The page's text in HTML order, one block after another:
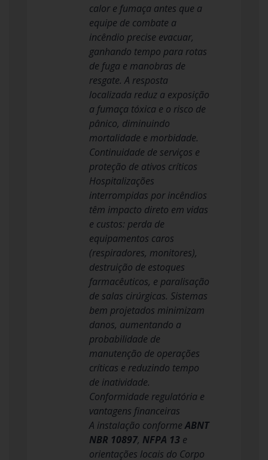
calor e fumaça antes que a
equipe de combate a
incêndio precise evacuar,
ganhando tempo para rotas
de fuga e manobras de
resgate. A resposta
localizada reduz a exposição
a fumaça tóxica e o risco de
pânico, diminuindo
mortalidade e morbidade.
Continuidade de serviços e
proteção de ativos críticos
Hospitalizações
interrompidas por incêndios
têm impacto direto em vidas
e custos: perda de
equipamentos caros
(respiradores, monitores),
destruição de estoques
farmacêuticos, e paralisação
de salas cirúrgicas. Sistemas
bem projetados minimizam
danos, aumentando a
probabilidade de
manutenção de operações
críticas e reduzindo tempo
de inatividade.
Conformidade regulatória e
vantagens financeiras
A instalação conformeABNT
NBR 10897, NFPA 13 e
orientações locais do Corpo